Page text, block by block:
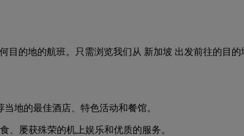
目的地的航班。只需浏览我们从 新加坡 出发前往的目
地的最佳酒店、特色活动和餐馆。
、屡获殊荣的机上娱乐和优质的服务。